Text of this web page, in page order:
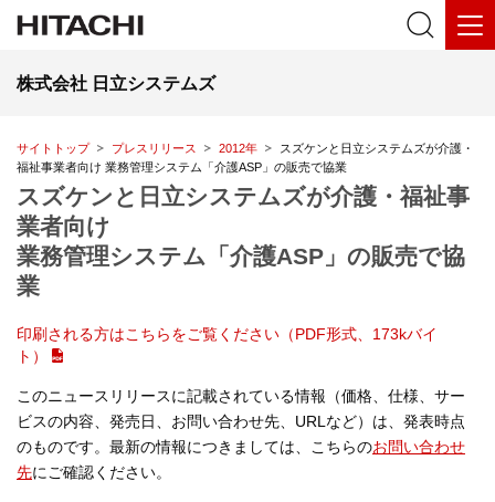
株式会社 日立システムズ
サイトトップ プレスリリース 2012年
スズケンと日立システムズが介護・
福祉事業者向け 業務管理システム「介護ASP」の販売で協業
スズケンと日立システムズが介護・福祉事
業者向け
業務管理システム「介護ASP」の販売で協
業
印刷される方はこちらをご覧ください（PDF形式、173kバイ
ト）
このニュースリリースに記載されている情報（価格、仕様、サー
ビスの内容、発売日、お問い合わせ先、URLなど）は、発表時点
のものです。最新の情報につきましては、こちらのお問い合わせ
先にご確認ください。